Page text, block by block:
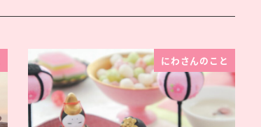
にわさんのこと